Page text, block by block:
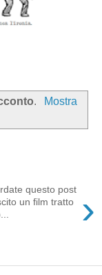
.
Mostra
›
questo post
un film tratto